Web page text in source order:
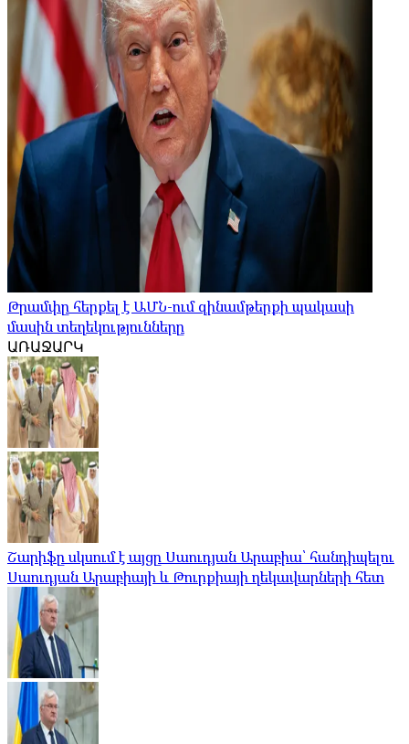
Թրամփը հերքել է ԱՄՆ-ում զինամթերքի պակասի
մասին տեղեկությունները
ԱՌԱՋԱՐԿ
Շարիֆը սկսում է այցը Սաուդյան Արաբիա՝ հանդիպելու
Սաուդյան Արաբիայի և Թուրքիայի ղեկավարների հետ